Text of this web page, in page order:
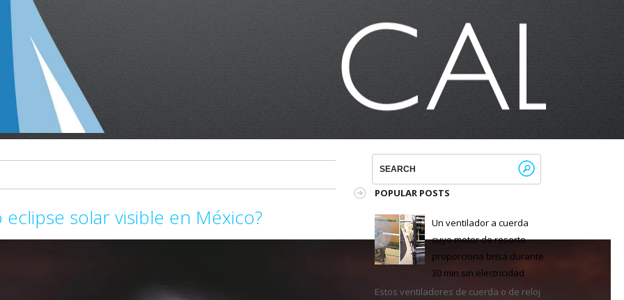
solar visible en México?
POPULAR POSTS
Un ventilador a cuerda
cuyo motor de resorte
proporciona brisa durante
30 min sin electricidad
Estos ventiladores de cuerda o de reloj